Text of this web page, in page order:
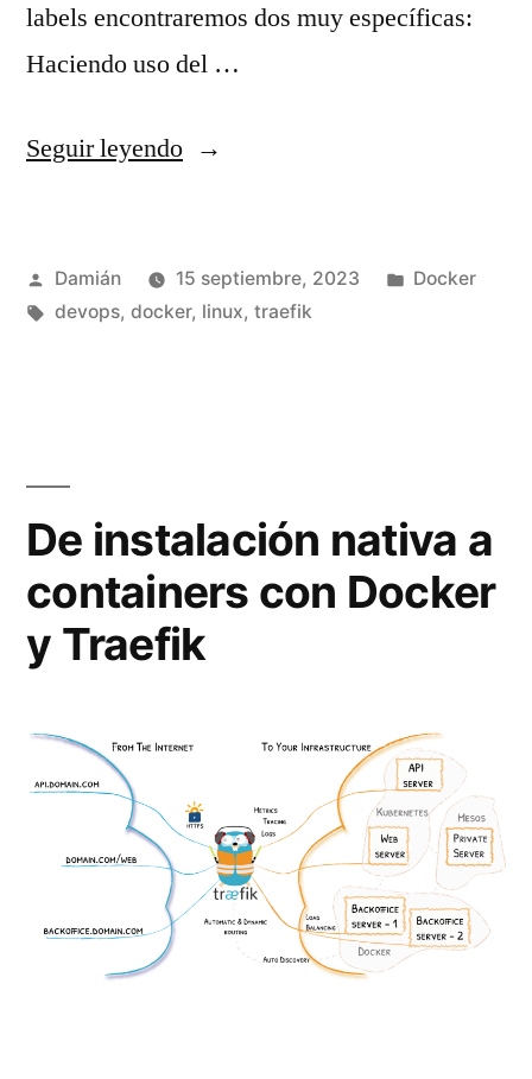
labels encontraremos dos muy específicas:
Haciendo uso del …
Seguir leyendo«Traefik
Publicado
por
Damián 15 septiembre, 2023
Publicado
Docker
Etiquetas:
devops, docker, linux, traefik
De instalación nativa a
containers con Docker
y Traefik